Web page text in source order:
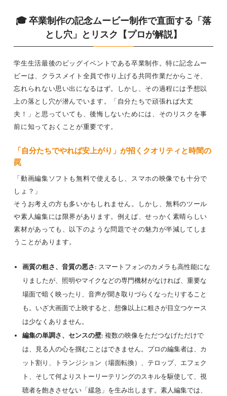
🎓 卒業制作の記念ムービー制作で直面する「落
とし穴」とリスク【プロが解説】
学生生活最後のビッグイベントである卒業制作。特に記念ムー
ビーは、クラスメイト全員で作り上げる共同作業だからこそ、
忘れられない思い出になるはず。しかし、その過程には予想以
上の落とし穴が潜んでいます。「自分たちで頑張れば大丈
夫！」と思っていても、後悔しないためには、そのリスクを事
前に知っておくことが重要です。
「自分たちでやれば安上がり」が招くクオリティと時間の
罠
「動画編集ソフトも無料で使えるし、スマホの映像でも十分で
しょ？」
そうお考えの方も多いかもしれません。しかし、無料のツール
や素人編集には限界があります。例えば、せっかく素晴らしい
素材があっても、以下のような問題でその魅力が半減してしま
うことがあります。
画質の粗さ、音質の悪さ: スマートフォンのカメラも高性能にな
りましたが、照明やマイクなどの専門機材がなければ、重要な
場面で暗く映ったり、音声が聞き取りづらくなったりすること
も。いざ大画面で上映すると、想像以上に粗さが目立つケース
は少なくありません。
編集の単調さ、センスの壁: 複数の映像をただつなげただけで
は、見る人の心を掴むことはできません。プロの編集者は、カ
ット割り、トランジション（場面転換）、テロップ、エフェク
ト、そして何よりストーリーテリングのスキルを駆使して、視
聴者を飽きさせない「緩急」を生み出します。素人編集では、